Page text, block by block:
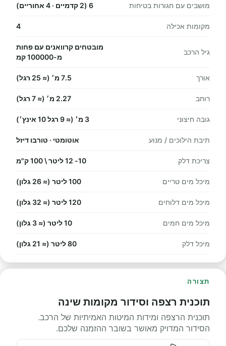
מושבים עם חגורות בטיחות 6 (2 קדמיים · 4 אחוריים)
מקומות אכילה 4
גיל הרכב
מובטחים קרוואנים עם פחות
מ-100000 קמ
אורך 7.5 מ׳ (≈ 25 רגל)
רוחב 2.27 מ׳ (≈ 7 רגל)
גובה חיצוני 3 מ׳ (≈ 9 רגל 10 אינץ׳)
תיבת הילוכים / מנוע אוטומטי · טורבו דיזל
צריכת דלק 10- 12 ליטר \ 100 ק"מ
מיכל מים טריים 100 ליטר (≈ 26 גלון)
מיכל מים דלוחים 120 ליטר (≈ 32 גלון)
מיכל מים חמים 10 ליטר (≈ 3 גלון)
מיכל דלק 80 ליטר (≈ 21 גלון)
תצורה
תוכנית רצפה וסידור מקומות שינה
תוכנית הרצפה ומידות המיטות האמיתיות של הרכב.
הסידור המדויק מאושר בשובר ההזמנה שלכם.